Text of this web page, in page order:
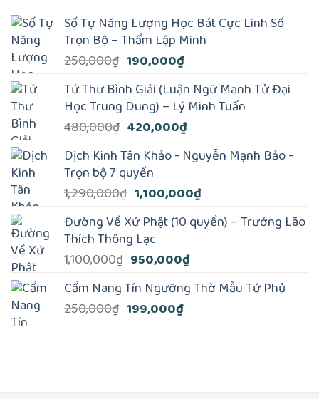
Số Tự Năng Lượng Học Bát Cực Linh Số
Trọn Bộ – Thẩm Lập Minh
250,000₫ Giá
là:
250,000₫.
190,000₫Giá
tại
là:
190,000₫.
Tứ Thư Bình Giải (Luận Ngữ Mạnh Tử Đại
Học Trung Dung) – Lý Minh Tuấn
480,000₫ Giá
là:
480,000₫.
420,000₫Giá
tại
420,000₫.
Dịch Kinh Tân Khảo - Nguyễn Mạnh Bảo -
Trọn bộ 7 quyển
1,290,000₫ Giá
là:
1,290,000₫.
1,100,000₫Giá
hiện
tại
Đường Về Xứ Phật (10 quyển) – Trưởng Lão
Thích Thông Lạc
1,100,000₫ Giá
là:
1,100,000₫.
950,000₫Giá
tại
Cẩm Nang Tín Ngưỡng Thờ Mẫu Tứ Phủ
250,000₫ Giá
199,000₫Giá